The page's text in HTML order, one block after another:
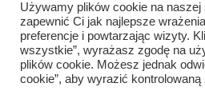
Znajdziesz
Używamy plików cookie na naszej
zapewnić Ci jak najlepsze
preferencje i powtarzając wizyty.
wszystkie”, wyrażasz zgodę na
plików cookie. Możesz jednak
cookie”, aby wyrazić kontrolowaną